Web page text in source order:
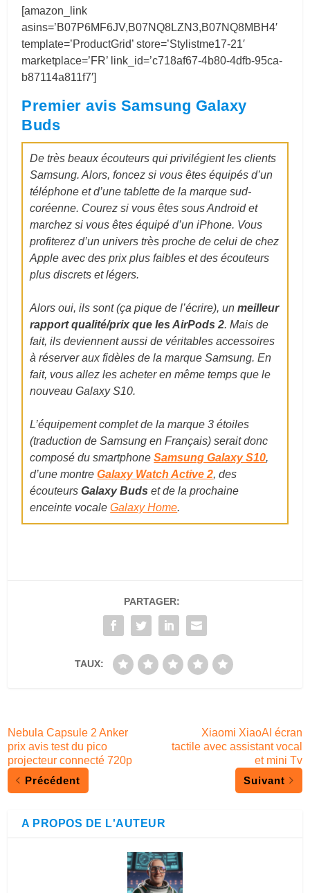
[amazon_link
asins=’B07P6MF6JV,B07NQ8LZN3,B07NQ8MBH4′
template=’ProductGrid’ store=’Stylistme17-21′
marketplace=’FR’ link_id=’c718af67-4b80-4dfb-95ca-
b87114a811f7′]
Premier avis Samsung Galaxy
Buds
De très beaux écouteurs qui privilégient les clients
Samsung. Alors, foncez si vous êtes équipés d’un
téléphone et d’une tablette de la marque sud-
coréenne. Courez si vous êtes sous Android et
marchez si vous êtes équipé d’un iPhone. Vous
profiterez d’un univers très proche de celui de chez
Apple avec des prix plus faibles et des écouteurs
plus discrets et légers.
Alors oui, ils sont (ça pique de l’écrire), unmeilleur
rapport qualité/prix que les AirPods 2. Mais de
fait, ils deviennent aussi de véritables accessoires
à réserver aux fidèles de la marque Samsung. En
fait, vous allez les acheter en même temps que le
nouveau Galaxy S10.
L’équipement complet de la marque 3 étoiles
(traduction de Samsung en Français) serait donc
composé du smartphoneSamsung Galaxy S10,
d’une montreGalaxy Watch Active 2, des
écouteursGalaxy Buds et de la prochaine
enceinte vocaleGalaxy Home.
PARTAGER:
TAUX:
Nebula Capsule 2 Anker
prix avis test du pico
projecteur connecté 720p
Précédent
Xiaomi XiaoAI écran
tactile avec assistant vocal
et mini Tv
Suivant
A PROPOS DE L'AUTEUR